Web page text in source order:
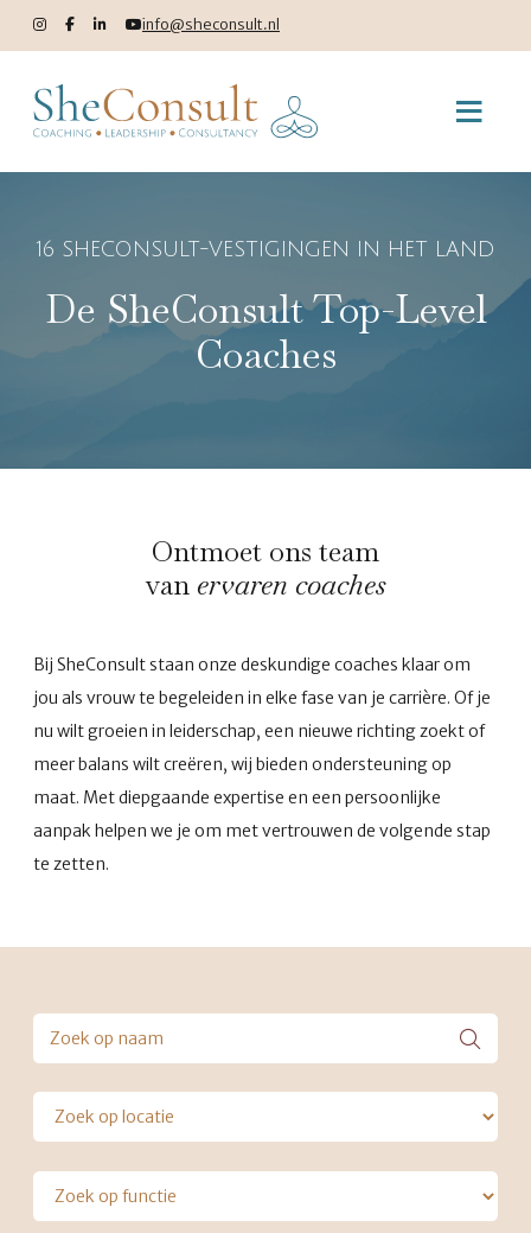
info@sheconsult.nl
16 SHECONSULT-VESTIGINGEN IN HET LAND
De SheConsult Top-Level
Coaches
Ontmoet ons team
van ervaren coaches
Bij SheConsult staan onze deskundige coaches klaar om
jou als vrouw te begeleiden in elke fase van je carrière. Of je
nu wilt groeien in leiderschap, een nieuwe richting zoekt of
meer balans wilt creëren, wij bieden ondersteuning op
maat. Met diepgaande expertise en een persoonlijke
aanpak helpen we je om met vertrouwen de volgende stap
te zetten.